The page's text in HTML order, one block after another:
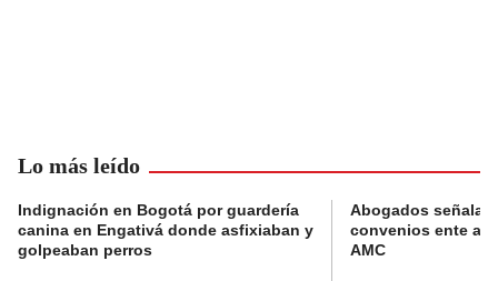
Lo más leído
Indignación en Bogotá por guardería
canina en Engativá donde asfixiaban y
golpeaban perros
Abogados
convenios ente
AMC